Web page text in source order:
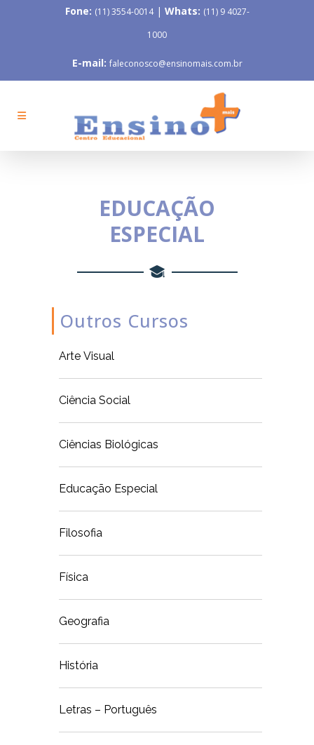
Fone: (11) 3554-0014| Whats: (11) 9 4027-
1000
E-mail: faleconosco@ensinomais.com.br
EDUCAÇÃO
ESPECIAL
Outros Cursos
Arte Visual
Ciência Social
Ciências Biológicas
Educação Especial
Filosofia
Física
Geografia
História
Letras – Português